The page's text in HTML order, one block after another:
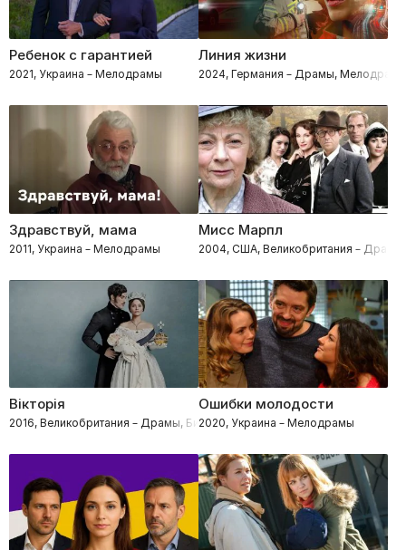
Ребенок с гарантией
2021, Украина – Мелодрамы
Линия жизни
2024, Германия – Драмы,
Здравствуй, мама
2011, Украина – Мелодрамы
Мисс Марпл
2004, США, Великобритания –
Вікторія
2016, Великобритания – Драмы, Биография, Исторические
Ошибки молодости
2020, Украина – Мелодрамы